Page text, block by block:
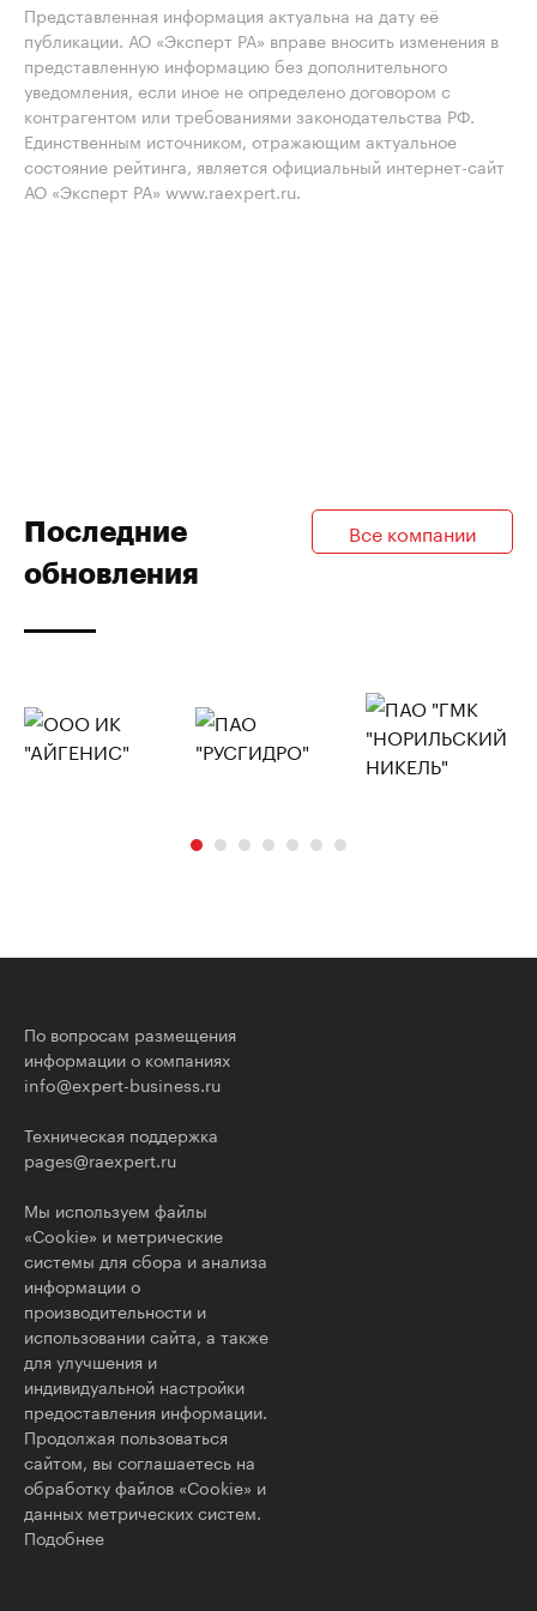
Представленная информация актуальна на дату её
публикации. АО «Эксперт РА» вправе вносить изменения в
представленную информацию без дополнительного
уведомления, если иное не определено договором с
контрагентом или требованиями законодательства РФ.
Единственным источником, отражающим актуальное
состояние рейтинга, является официальный интернет-сайт
АО «Эксперт РА» www.raexpert.ru.
Последние
обновления
Все компании
По вопросам размещения
информации о компаниях
info@expert-business.ru
Техническая поддержка
pages@raexpert.ru
Мы используем файлы
«Cookie» и метрические
системы для сбора и анализа
информации о
производительности и
использовании сайта, а также
для улучшения и
индивидуальной настройки
предоставления информации.
Продолжая пользоваться
сайтом, вы соглашаетесь на
обработку файлов «Cookie» и
данных метрических систем.
Подобнее